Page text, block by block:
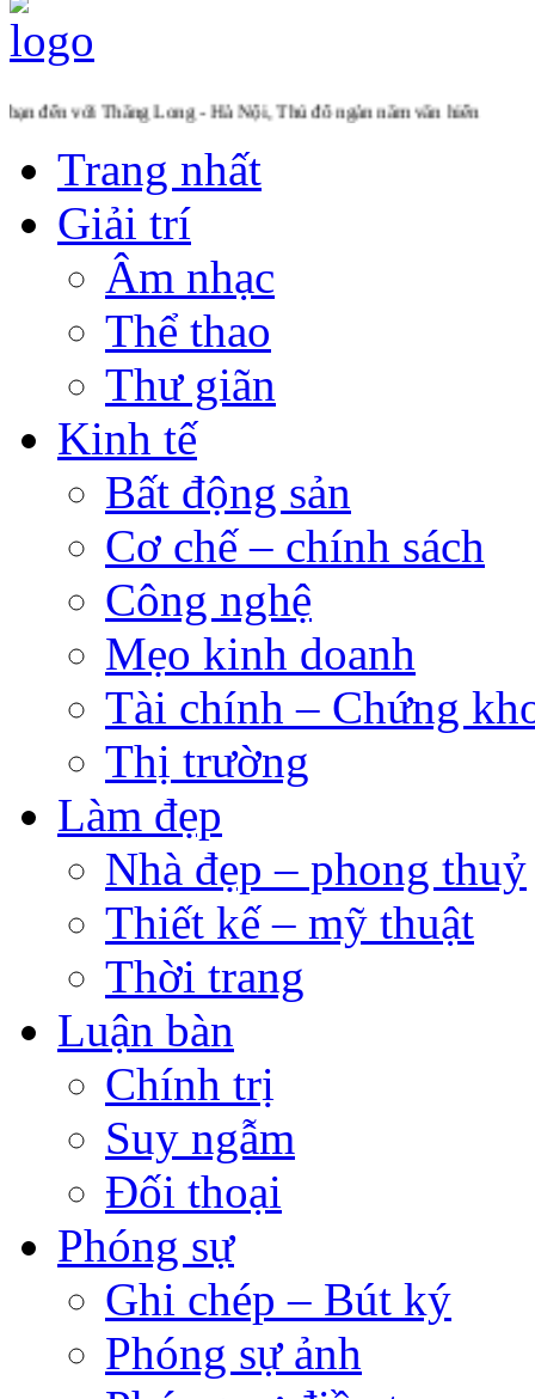
Thăng Long - Hà Nội, Thủ đô ngàn năm văn hiến
Trang nhất
Giải trí
Âm nhạc
Thể thao
Thư giãn
Kinh tế
Bất động sản
Cơ chế – chính sách
Công nghệ
Mẹo kinh doanh
Tài chính – Chứng
Thị trường
Làm đẹp
Nhà đẹp – phong thuỷ
Thiết kế – mỹ thuật
Thời trang
Luận bàn
Chính trị
Suy ngẫm
Đối thoại
Phóng sự
Ghi chép – Bút ký
Phóng sự ảnh